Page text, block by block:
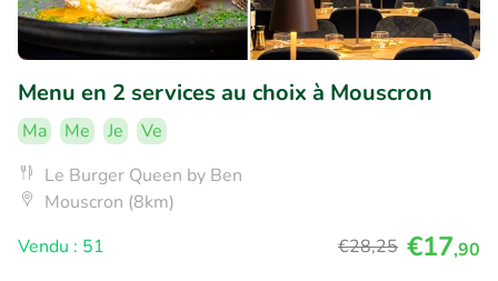
Menu en 2 services au choix à Mouscron
Ma Me Je
Ve
Le Burger Queen by Ben
Mouscron (8km)
Vendu : 51
€28,25 €17,90